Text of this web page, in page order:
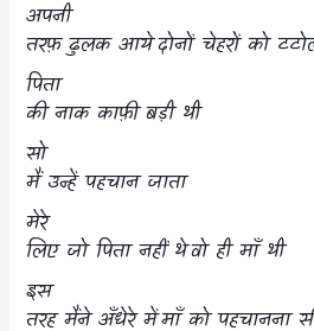
अपनी
तरफ़ ढुलक आयेदोनों चेहरों को
पिता
की नाक काफ़ी बड़ी थी
सो
मैं उन्हें पहचान जाता
मेरे
लिए जो पिता नहीं थेवो ही माँ थी
इस
तरह मैंने अँधेरे मेंमाँ को पहचानना